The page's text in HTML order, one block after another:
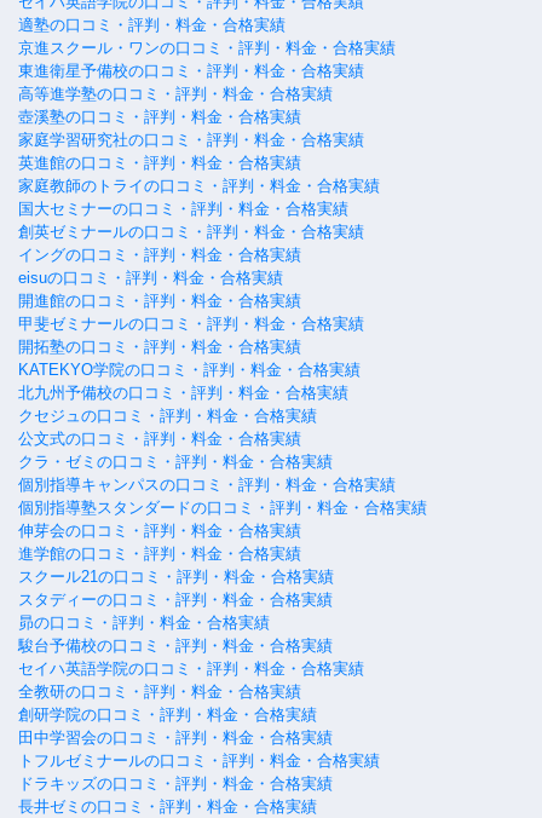
適塾の口コミ・評判・料金・合格実績
京進スクール・ワンの口コミ・評判・料金・合格実績
東進衛星予備校の口コミ・評判・料金・合格実績
高等進学塾の口コミ・評判・料金・合格実績
壺溪塾の口コミ・評判・料金・合格実績
家庭学習研究社の口コミ・評判・料金・合格実績
英進館の口コミ・評判・料金・合格実績
家庭教師のトライの口コミ・評判・料金・合格実績
国大セミナーの口コミ・評判・料金・合格実績
創英ゼミナールの口コミ・評判・料金・合格実績
イングの口コミ・評判・料金・合格実績
eisuの口コミ・評判・料金・合格実績
開進館の口コミ・評判・料金・合格実績
甲斐ゼミナールの口コミ・評判・料金・合格実績
開拓塾の口コミ・評判・料金・合格実績
KATEKYO学院の口コミ・評判・料金・合格実績
北九州予備校の口コミ・評判・料金・合格実績
クセジュの口コミ・評判・料金・合格実績
公文式の口コミ・評判・料金・合格実績
クラ・ゼミの口コミ・評判・料金・合格実績
個別指導キャンパスの口コミ・評判・料金・合格実績
個別指導塾スタンダードの口コミ・評判・料金・合格実績
伸芽会の口コミ・評判・料金・合格実績
進学館の口コミ・評判・料金・合格実績
スクール21の口コミ・評判・料金・合格実績
スタディーの口コミ・評判・料金・合格実績
昴の口コミ・評判・料金・合格実績
駿台予備校の口コミ・評判・料金・合格実績
セイハ英語学院の口コミ・評判・料金・合格実績
全教研の口コミ・評判・料金・合格実績
創研学院の口コミ・評判・料金・合格実績
田中学習会の口コミ・評判・料金・合格実績
トフルゼミナールの口コミ・評判・料金・合格実績
ドラキッズの口コミ・評判・料金・合格実績
長井ゼミの口コミ・評判・料金・合格実績